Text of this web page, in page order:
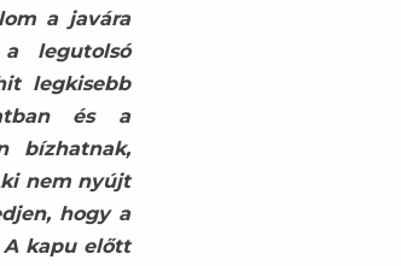
a javára
legutolsó
legkisebb
és a
bízhatnak,
nem nyújt
hogy a
A kapu előtt